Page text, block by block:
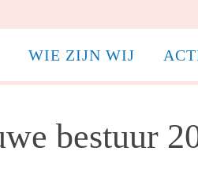
WIE ZIJN WIJ
bestuur